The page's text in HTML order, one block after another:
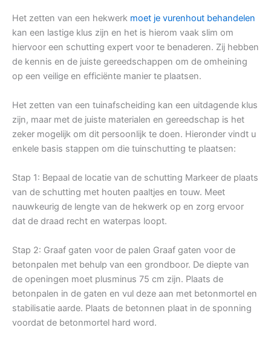
Het zetten van een hekwerk moet je vurenhout behandelen
kan een lastige klus zijn en het is hierom vaak slim om
hiervoor een schutting expert voor te benaderen. Zij hebben
de kennis en de juiste gereedschappen om de omheining
op een veilige en efficiënte manier te plaatsen.
Het zetten van een tuinafscheiding kan een uitdagende klus
zijn, maar met de juiste materialen en gereedschap is het
zeker mogelijk om dit persoonlijk te doen. Hieronder vindt u
enkele basis stappen om die tuinschutting te plaatsen:
Stap 1: Bepaal de locatie van de schutting Markeer de plaats
van de schutting met houten paaltjes en touw. Meet
nauwkeurig de lengte van de hekwerk op en zorg ervoor
dat de draad recht en waterpas loopt.
Stap 2: Graaf gaten voor de palen Graaf gaten voor de
betonpalen met behulp van een grondboor. De diepte van
de openingen moet plusminus 75 cm zijn. Plaats de
betonpalen in de gaten en vul deze aan met betonmortel en
stabilisatie aarde. Plaats de betonnen plaat in de sponning
voordat de betonmortel hard word.